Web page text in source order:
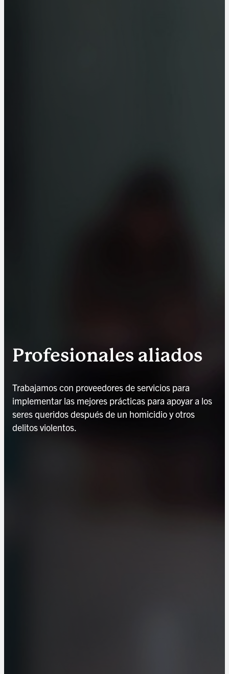
Profesionales aliados
Trabajamos con proveedores de servicios para
implementar las mejores prácticas para apoyar a los
seres queridos después de un homicidio y otros
delitos violentos.